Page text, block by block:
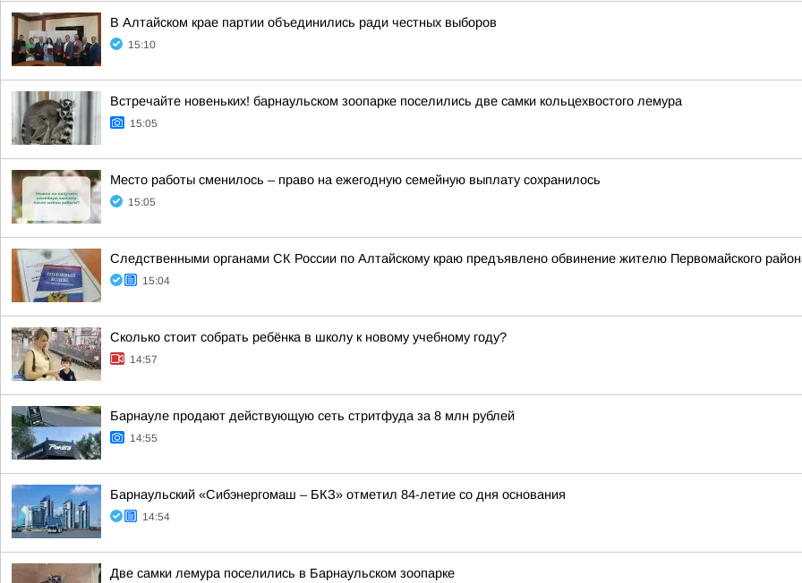
В Алтайском крае партии объединились ради честных выборов
15:10
Встречайте новеньких! барнаульском зоопарке поселились две самки кольцехвостого лемура
15:05
Место работы сменилось – право на ежегодную семейную выплату сохранилось
15:05
Следственными органами СК России по Алтайскому краю предъявлено обвинение жителю Первомайского
15:04
Сколько стоит собрать ребёнка в школу к новому учебному году?
14:57
Барнауле продают действующую сеть стритфуда за 8 млн рублей
14:55
Барнаульский «Сибэнергомаш – БКЗ» отметил 84-летие со дня основания
14:54
Две самки лемура поселились в Барнаульском зоопарке